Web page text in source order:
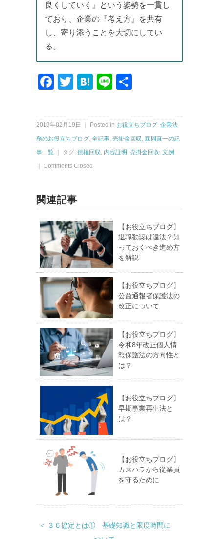
良くしていく』という姿勢を一貫し
ており、企業の『考え方』を共有
し、寄り添うことを大切にしてい
る。
Facebook
Twitter
Hatena
Line
2019年02月19日 ｜ Posted in お役立ちブログ 企業法
務のお役立ちブログ 全記事 売掛金回収 森岡真一の記
事一覧 ｜ タグ: 債権回収 内容証明 売掛金回収 文例
｜ Comments Closed
関連記事
【お役立ちブログ】
退職勧奨は違法？知
っておくべき進め方
を解説
【お役立ちブログ】
公益通報者保護法の
改正について
【お役立ちブログ】
令和8年改正個人情
報保護法の方向性と
は？
【お役立ちブログ】
早期事業再生法と
は？
【お役立ちブログ】
カスハラから従業員
を守るために
＜ ３６協定とは① 基礎知識と限度時間に